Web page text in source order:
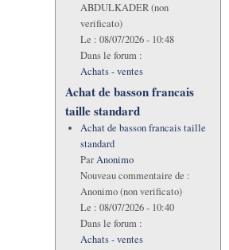
ABDULKADER (non
verificato)
Le : 08/07/2026 - 10:48
Dans le forum :
Achats - ventes
Achat de basson francais
taille standard
Achat de basson francais taille
standard
ParAnonimo
Nouveau commentaire de :
Anonimo (non verificato)
Le : 08/07/2026 - 10:40
Dans le forum :
Achats - ventes